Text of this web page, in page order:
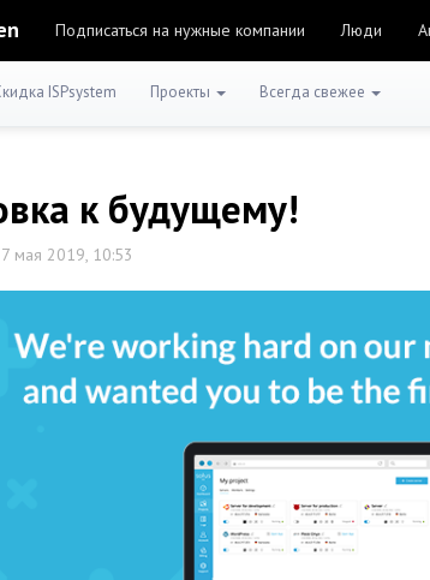
Подписаться на нужные компании Люди
ISPsystem Проекты Всегда свежее
к будущему!
7 мая 2019, 10:53